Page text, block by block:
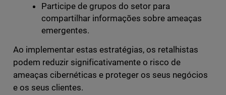
Participe de grupos do setor para
compartilhar informações sobre ameaças
emergentes.
Ao implementar estas estratégias, os retalhistas
podem reduzir significativamente o risco de
ameaças cibernéticas e proteger os seus negócios
e os seus clientes.